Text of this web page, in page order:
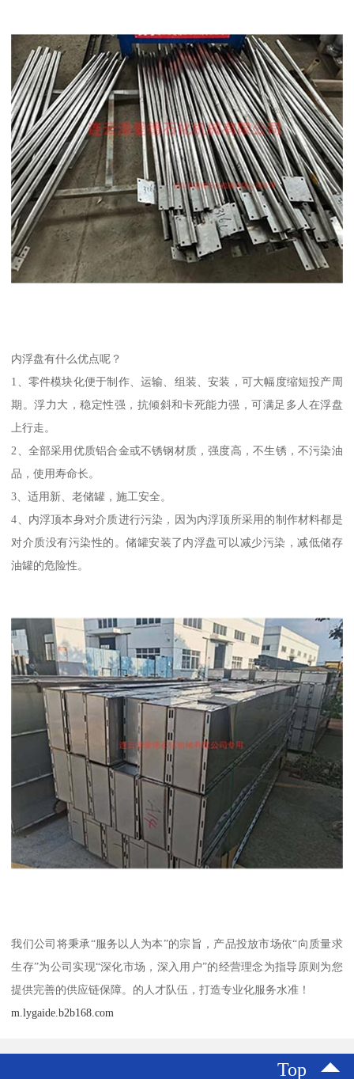
内浮盘有什么优点呢？
1、零件模块化便于制作、运输、组装、安装，可大幅度缩短投产周
期。浮力大，稳定性强，抗倾斜和卡死能力强，可满足多人在浮盘
上行走。
2、全部采用优质铝合金或不锈钢材质，强度高，不生锈，不污染油
品，使用寿命长。
3、适用新、老储罐，施工安全。
4、内浮顶本身对介质进行污染，因为内浮顶所采用的制作材料都是
对介质没有污染性的。储罐安装了内浮盘可以减少污染，减低储存
油罐的危险性。
我们公司将秉承“服务以人为本”的宗旨，产品投放市场依“向质量求
生存”为公司实现“深化市场，深入用户”的经营理念为指导原则为您
提供完善的供应链保障。的人才队伍，打造专业化服务水准！
m.lygaide.b2b168.com
Top